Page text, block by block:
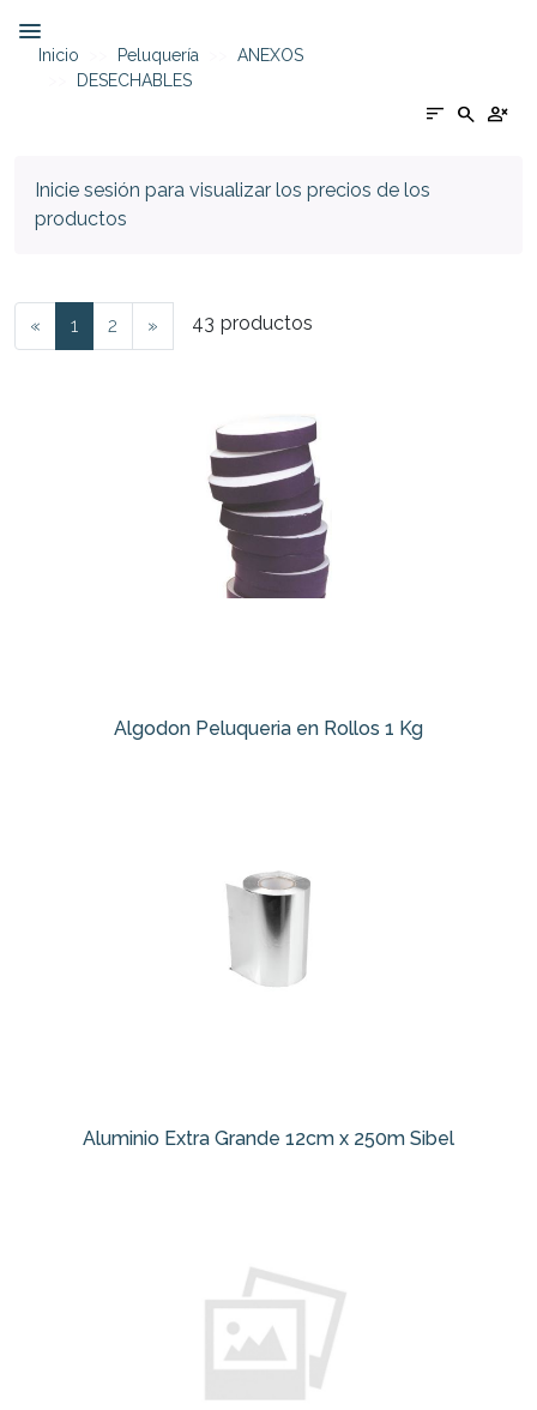
Inicio Peluquería
ANEXOS
DESECHABLES
sort search person_cancel
Inicie sesión para visualizar los precios de los
productos
« 1 2 » 43 productos
Algodon Peluqueria en Rollos 1 Kg
Aluminio Extra Grande 12cm x 250m Sibel